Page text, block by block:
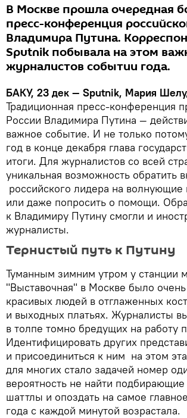
В Москве прошла очередная
пресс-конференция
Владимира Путина.
Sputnik побывала на этом
журналистов событии года.
БАКУ, 23 дек — Sputnik, Мария
Традиционная пресс-конференция
России Владимира Путина —
важное событие. И не только
год в конце декабря глава
итоги. Для журналистов со всей
уникальная возможность обратить
российского лидера на
или даже попросить о помощи.
к Владимиру Путину смогли и
журналисты.
Тернистый путь к Путину
Туманным зимним утром у станции
"Выставочная" в Москве было
красивых людей в отглаженных
и выходных платьях. Журналисты
в толпе томно бредущих на работу
Идентифицировать других
и присоединиться к ним на этом
для многих стало задачей номер
вероятность не найти
шаттлы и опоздать на самое
года с каждой минутой возрастала.